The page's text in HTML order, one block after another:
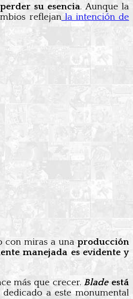
su esencia. Aunque la
reflejanla intención de
con miras a unaproducción
manejada es evidente y
más que crecer.Bladeestá
a este monumental